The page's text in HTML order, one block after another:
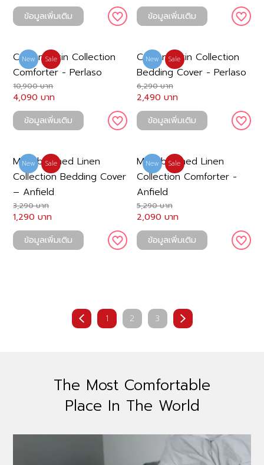
ข้อมูลเพิ่มเติม
ข้อมูลเพิ่มเติม
New Sale
Cotton Satin Collection
Comforter - Perlaso
10,900 บาท
4,090 บาท
ข้อมูลเพิ่มเติม
New Sale
Cotton Satin Collection
Bedding Cover - Perlaso
6,290 บาท
2,490 บาท
ข้อมูลเพิ่มเติม
New Sale
Microbrushed Linen
Collection Bedding Cover
– Anfield
3,290 บาท
1,290 บาท
ข้อมูลเพิ่มเติม
New Sale
Microbrushed Linen
Collection Comforter -
Anfield
5,290 บาท
2,090 บาท
ข้อมูลเพิ่มเติม
1 2 3
The Most Comfortable
Place In The World